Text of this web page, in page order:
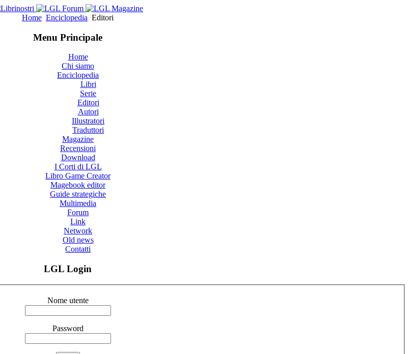
Home Enciclopedia Editori
Menu Principale
Home
Chi siamo
Enciclopedia
Libri
Serie
Editori
Autori
Illustratori
Traduttori
Magazine
Recensioni
Download
I Corti di LGL
Libro Game Creator
Magebook editor
Guide strategiche
Multimedia
Forum
Link
Network
Old news
Contatti
LGL Login
Nome utente
Password